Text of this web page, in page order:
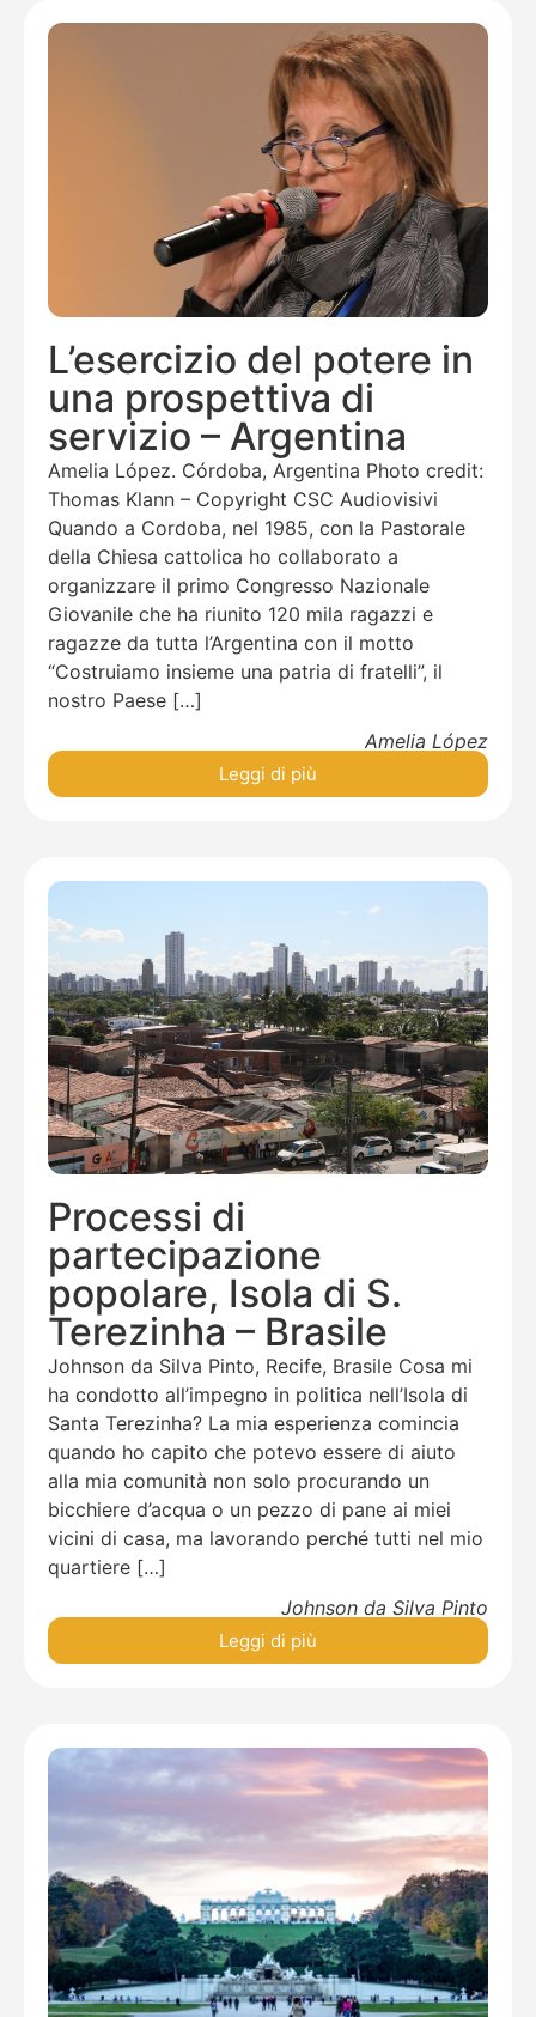
L’esercizio del potere in
una prospettiva di
servizio – Argentina
Amelia López. Córdoba, Argentina Photo credit:
Thomas Klann – Copyright CSC Audiovisivi
Quando a Cordoba, nel 1985, con la Pastorale
della Chiesa cattolica ho collaborato a
organizzare il primo Congresso Nazionale
Giovanile che ha riunito 120 mila ragazzi e
ragazze da tutta l’Argentina con il motto
“Costruiamo insieme una patria di fratelli”, il
nostro Paese […]
Amelia López
Leggi di più
Processi di
partecipazione
popolare, Isola di S.
Terezinha – Brasile
Johnson da Silva Pinto, Recife, Brasile Cosa mi
ha condotto all’impegno in politica nell’Isola di
Santa Terezinha? La mia esperienza comincia
quando ho capito che potevo essere di aiuto
alla mia comunità non solo procurando un
bicchiere d’acqua o un pezzo di pane ai miei
vicini di casa, ma lavorando perché tutti nel mio
quartiere […]
Johnson da Silva Pinto
Leggi di più